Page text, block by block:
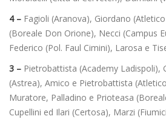
4 – Fagioli (Aranova), Giordano
(Boreale Don Orione), Necci (Campus
Federico (Pol. Faul Cimini), Larosa e
3 – Pietrobattista (Academy Ladispoli),
(Astrea), Amico e Pietrobattista
Muratore, Palladino e Prioteasa
Cupellini ed Ilari (Certosa), Marzi